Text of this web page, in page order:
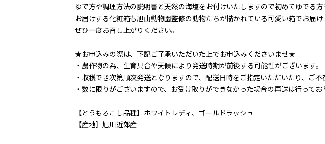
ゆで方や調理方法の説明書と天然の海塩をお付けいたしますので初めてゆでる方
お届けする化粧箱も旭山動物園監修の動物たちが描かれている可愛い箱でお届
ぜひ一度お召し上がりください。
★お申込みの際は、下記ご了承いただいた上でお申込みくださいませ★
・農作物の為、生育具合や天候により発送時期が前後する可能性がございます。
・収穫でき次第順次発送となりますので、配送日時をご指定いただいたり、ご
・数に限りがございますので、お受け取りができなかった場合の再送は行ってお
【とうもろこし品種】ホワイトレディ、ゴールドラッシュ
【産地】旭川近郊産